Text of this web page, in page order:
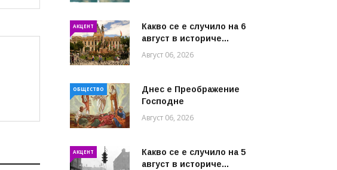
АКЦЕНТ
Какво се е случило на 6
август в историче...
Август 06, 2026
ОБЩЕСТВО
Днес е Преображение
Господне
Август 06, 2026
АКЦЕНТ
Какво се е случило на 5
август в историче...